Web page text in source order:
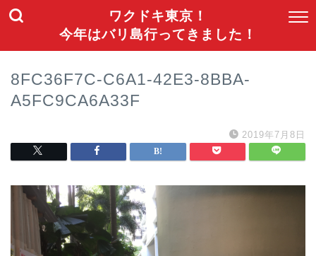
ワクドキ東京！
今年はバリ島行ってきました！
8FC36F7C-C6A1-42E3-8BBA-
A5FC9CA6A33F
2019年7月8日